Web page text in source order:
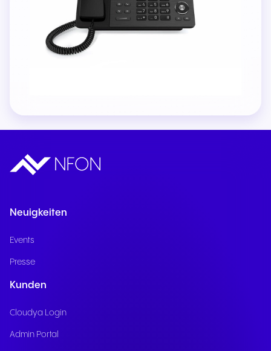
Neuigkeiten
Events
Presse
Kunden
Cloudya Login
Admin Portal